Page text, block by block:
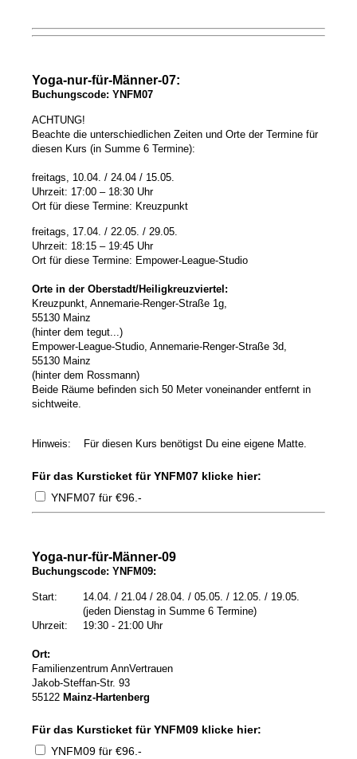
Yoga-nur-für-Männer-07:
Buchungscode: YNFM07
ACHTUNG!
Beachte die unterschiedlichen Zeiten und Orte der Termine für
diesen Kurs (in Summe 6 Termine):
freitags, 10.04. / 24.04 / 15.05.
Uhrzeit: 17:00 – 18:30 Uhr
Ort für diese Termine: Kreuzpunkt
freitags, 17.04. / 22.05. / 29.05.
Uhrzeit: 18:15 – 19:45 Uhr
Ort für diese Termine: Empower-League-Studio
Orte in der Oberstadt/Heiligkreuzviertel:
Kreuzpunkt, Annemarie-Renger-Straße 1g,
55130 Mainz
(hinter dem tegut...)
Empower-League-Studio, Annemarie-Renger-Straße 3d,
55130 Mainz
(hinter dem Rossmann)
Beide Räume befinden sich 50 Meter voneinander entfernt in
sichtweite.
Hinweis: Für diesen Kurs benötigst Du eine eigene Matte.
Für das Kursticket für YNFM07 klicke hier:
YNFM07 für €96.-
Yoga-nur-für-Männer-09
Buchungscode: YNFM09:
Start: 14.04. / 21.04 / 28.04. / 05.05. / 12.05. / 19.05.
(jeden Dienstag in Summe 6 Termine)
Uhrzeit:
19:30 - 21:00 Uhr
Ort:
Familienzentrum AnnVertrauen
Jakob-Steffan-Str. 93
55122 Mainz-Hartenberg
Für das Kursticket für YNFM09 klicke hier:
YNFM09 für €96.-